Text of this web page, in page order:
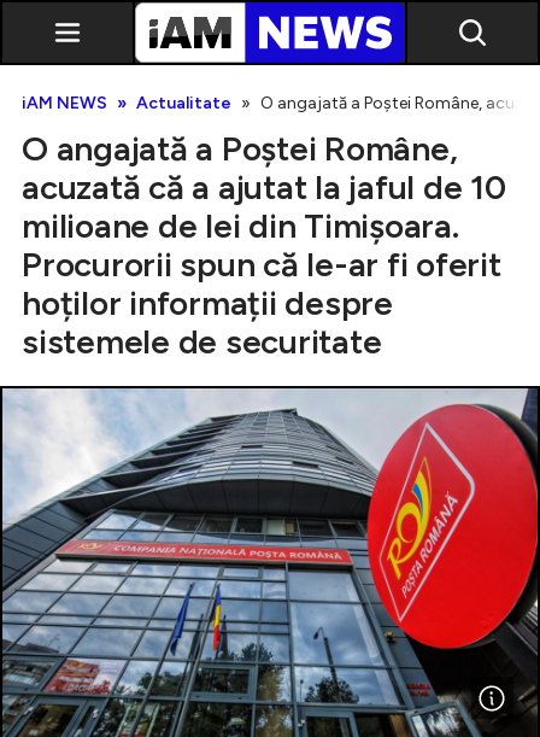
Exclusiv
Intră în cont
Creează cont
iAM NEWS Actualitate O angajată a Poștei Române,
O angajată a Poștei Române,
acuzată că a ajutat la jaful de 10
milioane de lei din Timișoara.
Procurorii spun că le-ar fi oferit
hoților informații despre
sistemele de securitate